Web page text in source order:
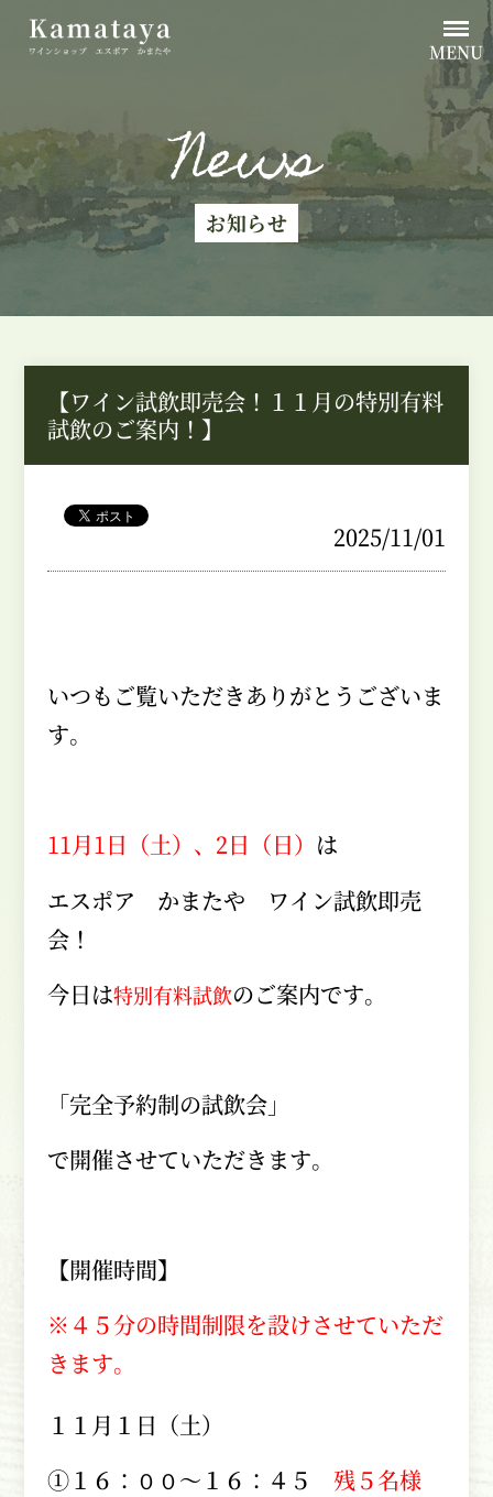
MENU
News
お知らせ
【ワイン試飲即売会！１１月の特別有料
試飲のご案内！】
2025/11/01
いつもご覧いただきありがとうございま
す。
11月1日（土）、2日（日） は
エスポア かまたや ワイン試飲即売
会！
今日は特別有料試飲のご案内です。
「完全予約制の試飲会」
で開催させていただきます。
【開催時間】
※４５分の時間制限を設けさせていただ
きます。
１１月１日（土）
①１６：００～１６：４５ 残５名様